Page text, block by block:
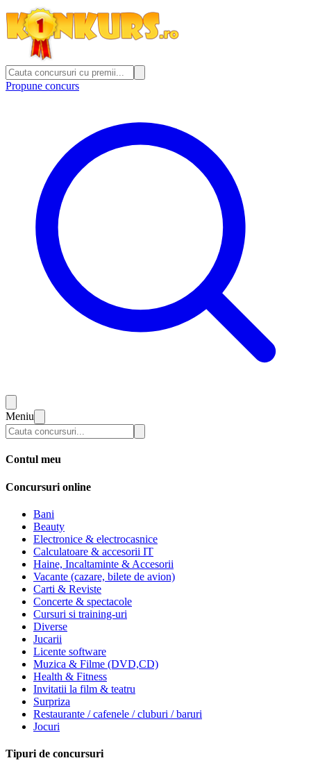
Propune concurs
Meniu
Contul meu
Concursuri online
Bani
Beauty
Electronice & electrocasnice
Calculatoare & accesorii IT
Haine, Incaltaminte & Accesorii
Vacante (cazare, bilete de avion)
Carti & Reviste
Concerte & spectacole
Cursuri si training-uri
Diverse
Jucarii
Licente software
Muzica & Filme (DVD,CD)
Health & Fitness
Invitatii la film & teatru
Surpriza
Restaurante / cafenele / cluburi / baruri
Jocuri
Tipuri de concursuri